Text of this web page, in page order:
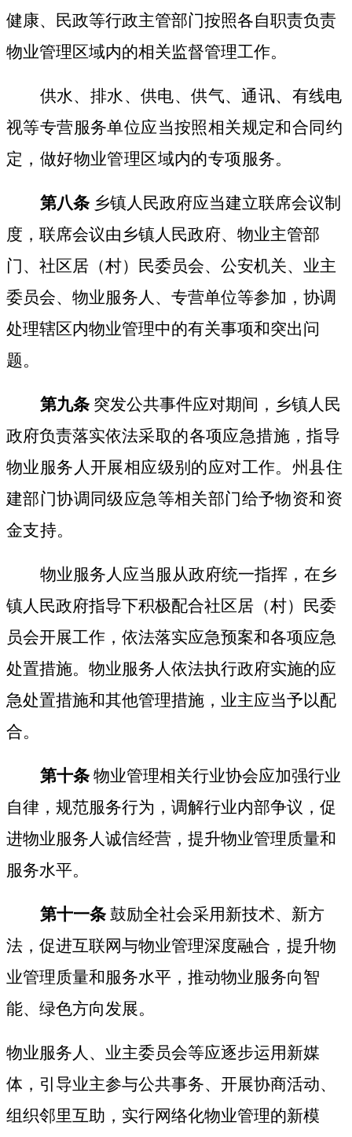
健康、民政等行政主管部门按照各自职责负责
物业管理区域内的相关监督管理工作。
供水、排水、供电、供气、通讯、有线电
视等专营服务单位应当按照相关规定和合同约
定，做好物业管理区域内的专项服务。
第八条 乡镇人民政府应当建立联席会议制
度，联席会议由乡镇人民政府、物业主管部
门、社区居（村）民委员会、公安机关、业主
委员会、物业服务人、专营单位等参加，协调
处理辖区内物业管理中的有关事项和突出问
题。
第九条 突发公共事件应对期间，乡镇人民
政府负责落实依法采取的各项应急措施，指导
物业服务人开展相应级别的应对工作。州县住
建部门协调同级应急等相关部门给予物资和资
金支持。
物业服务人应当服从政府统一指挥，在乡
镇人民政府指导下积极配合社区居（村）民委
员会开展工作，依法落实应急预案和各项应急
处置措施。物业服务人依法执行政府实施的应
急处置措施和其他管理措施，业主应当予以配
合。
第十条 物业管理相关行业协会应加强行业
自律，规范服务行为，调解行业内部争议，促
进物业服务人诚信经营，提升物业管理质量和
服务水平。
第十一条 鼓励全社会采用新技术、新方
法，促进互联网与物业管理深度融合，提升物
业管理质量和服务水平，推动物业服务向智
能、绿色方向发展。
物业服务人、业主委员会等应逐步运用新媒
体，引导业主参与公共事务、开展协商活动、
组织邻里互助，实行网络化物业管理的新模